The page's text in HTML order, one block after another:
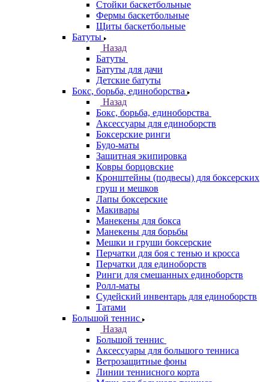
Стойки баскетбольные
Фермы баскетбольные
Щиты баскетбольные
Батуты
Назад
Батуты
Батуты для дачи
Детские батуты
Бокс, борьба, единоборства
Назад
Бокс, борьба, единоборства
Аксессуары для единоборств
Боксерские ринги
Будо-маты
Защитная экипировка
Ковры борцовские
Кронштейны (подвесы) для боксерских
груш и мешков
Лапы боксерские
Макивары
Манекены для бокса
Манекены для борьбы
Мешки и груши боксерские
Перчатки для боя с тенью и кросса
Перчатки для единоборств
Ринги для смешанных единоборств
Ролл-маты
Судейский инвентарь для единоборств
Татами
Большой теннис
Назад
Большой теннис
Аксессуары для большого тенниса
Ветрозащитные фоны
Линии теннисного корта